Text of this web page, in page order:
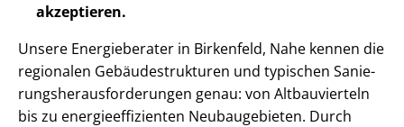
akzeptieren.
Unsere Energieberater in Birkenfeld, Nahe kennen die
regionalen Ge­bäu­de­struk­tu­ren und typischen Sa­nie­
rungs­her­aus­for­de­run­gen genau: von Altbauvierteln
bis zu en­er­gie­ef­fi­zi­en­ten Neubaugebieten. Durch